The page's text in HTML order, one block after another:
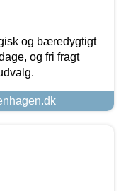
og bæredygtigt
og fri fragt